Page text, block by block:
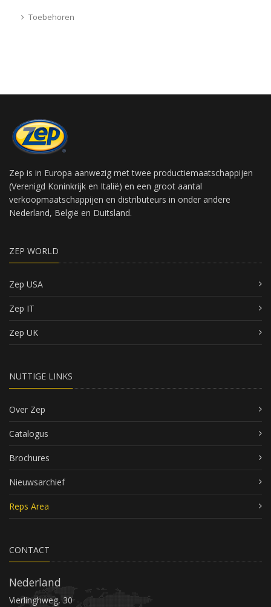
Toebehoren
Zep is in Europa aanwezig met twee productiemaatschappijen
(Verenigd Koninkrijk en Italië) en een groot aantal
verkoopmaatschappijen en distributeurs in onder andere
Nederland, België en Duitsland.
ZEP WORLD
Zep USA
Zep IT
Zep UK
NUTTIGE LINKS
Over Zep
Catalogus
Brochures
Nieuwsarchief
Reps Area
CONTACT
Nederland
Vierlinghweg, 30